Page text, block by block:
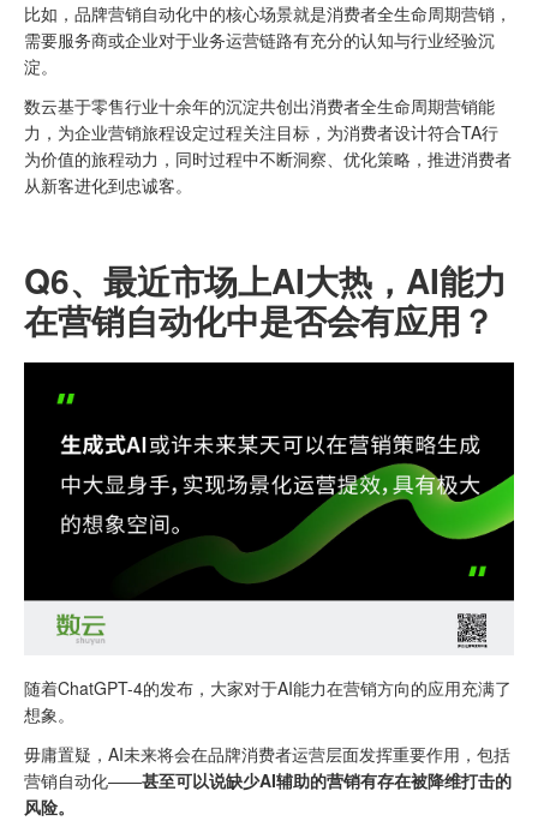
比如，品牌营销自动化中的核心场景就是消费者全生命周期营销，
需要服务商或企业对于业务运营链路有充分的认知与行业经验沉
淀。
数云基于零售行业十余年的沉淀共创出消费者全生命周期营销能
力，为企业营销旅程设定过程关注目标，为消费者设计符合TA行
为价值的旅程动力，同时过程中不断洞察、优化策略，推进消费者
从新客进化到忠诚客。
Q6、 最近市场上AI大热，AI能力
在营销自动化中是否会有应用？
随着ChatGPT-4的发布，大家对于AI能力在营销方向的应用充满了
想象。
毋庸置疑，AI未来将会在品牌消费者运营层面发挥重要作用，包括
营销自动化——甚至可以说缺少AI辅助的营销有存在被降维打击的
风险。